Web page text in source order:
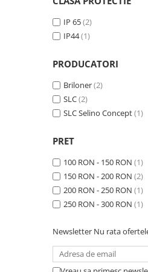
Iluminat dormitor
Iluminat bucatarie
Iluminat hol
Iluminat scari
Iluminat spatiu comercial
Iluminat hala industriala
Iluminat stradal
IP 65(2)
IP44(1)
PRODUCATORI
Briloner(2)
SLC(2)
SLC Selino Concept(1)
PRET
100 RON - 150 RON (1)
150 RON - 200 RON (2)
200 RON - 250 RON (1)
250 RON - 300 RON (1)
Newsletter Nu rata